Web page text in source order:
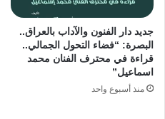
جديد دار الفنون والآداب بالعراق..
البصرة: “فضاء التحول الجمالي..
قراءة في محترف الفنان محمد
اسماعيل”
منذ أسبوع واحد